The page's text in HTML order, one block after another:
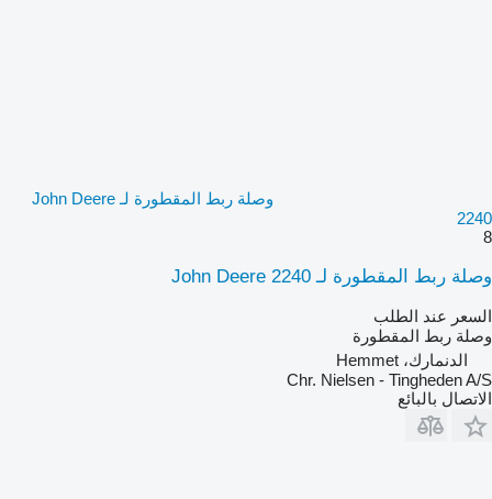
وصلة ربط المقطورة لـ John Deere
2240
8
وصلة ربط المقطورة لـ John Deere 2240
السعر عند الطلب
وصلة ربط المقطورة
الدنمارك، Hemmet
Chr. Nielsen - Tingheden A/S
الاتصال بالبائع